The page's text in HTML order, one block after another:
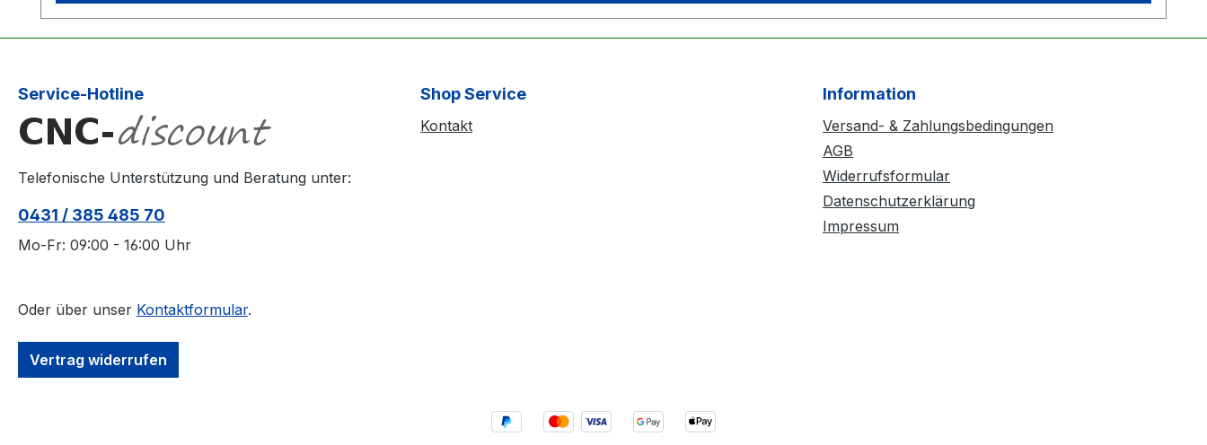
Service-Hotline
Telefonische Unterstützung und Beratung unter:
0431 / 385 485 70
Mo-Fr: 09:00 - 16:00 Uhr
Oder über unser Kontaktformular.
Vertrag widerrufen
Shop Service
Kontakt
Information
Versand- & Zahlungsbedingungen
AGB
Widerrufsformular
Datenschutzerklärung
Impressum